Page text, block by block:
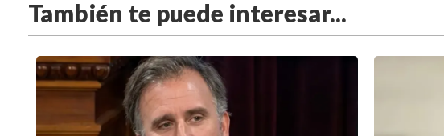
También te puede interesar...